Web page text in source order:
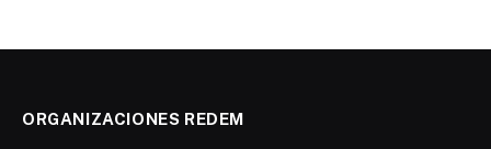
ORGANIZACIONES REDEM